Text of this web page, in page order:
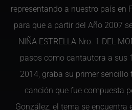
representando a nuestro país en
para que a partir del Año 2007
NIÑA ESTRELLA Nro. 1 DEL
pasos como cantautora a sus
2014, graba su primer sencillo
canción que fue compuesta
González, el tema se encuentra